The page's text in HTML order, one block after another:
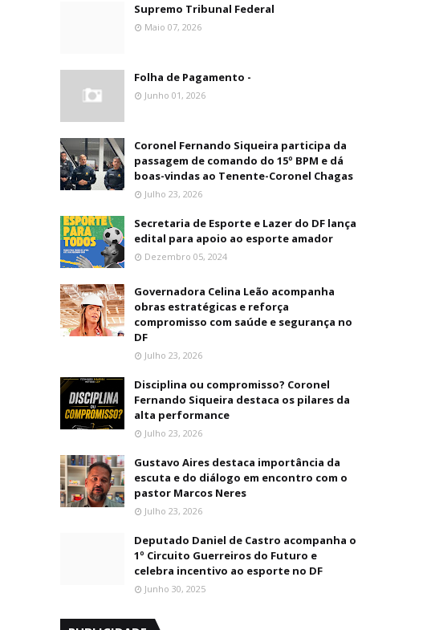
Supremo Tribunal Federal
Maio 07, 2026
Folha de Pagamento -
Junho 01, 2026
Coronel Fernando Siqueira participa da
passagem de comando do 15º BPM e dá
boas-vindas ao Tenente-Coronel Chagas
Julho 23, 2026
Secretaria de Esporte e Lazer do DF lança
edital para apoio ao esporte amador
Dezembro 05, 2024
Governadora Celina Leão acompanha
obras estratégicas e reforça
compromisso com saúde e segurança no
DF
Julho 23, 2026
Disciplina ou compromisso? Coronel
Fernando Siqueira destaca os pilares da
alta performance
Julho 23, 2026
Gustavo Aires destaca importância da
escuta e do diálogo em encontro com o
pastor Marcos Neres
Julho 23, 2026
Deputado Daniel de Castro acompanha o
1º Circuito Guerreiros do Futuro e
celebra incentivo ao esporte no DF
Junho 30, 2025